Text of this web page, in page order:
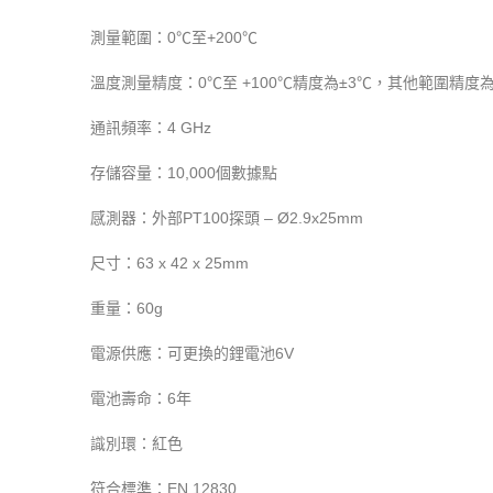
測量範圍：0℃至+200℃
溫度測量精度：0℃至 +100℃精度為±3℃，其他範圍精度
通訊頻率：4 GHz
存儲容量：10,000個數據點
感測器：外部PT100探頭 – Ø2.9x25mm
尺寸：63 x 42 x 25mm
重量：60g
電源供應：可更換的鋰電池6V
電池壽命：6年
識別環：紅色
符合標準：EN 12830